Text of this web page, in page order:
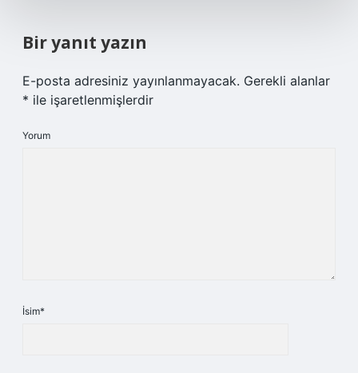
Bir yanıt yazın
E-posta adresiniz yayınlanmayacak. Gerekli alanlar
* ile işaretlenmişlerdir
Yorum
İsim*